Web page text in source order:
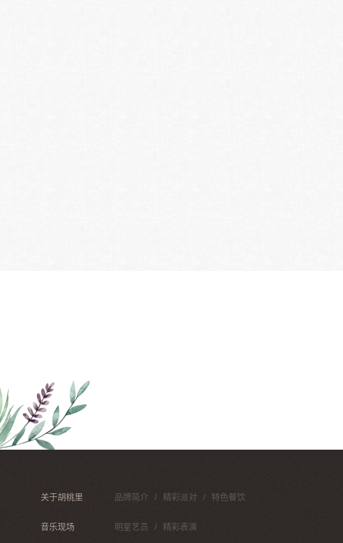
关于胡桃里 品牌简介 精彩派对 特色餐饮
音乐现场 明星艺员 精彩表演